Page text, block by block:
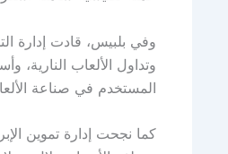
وفي بلبيس، قادت إدارة
المستخدم في صناعة